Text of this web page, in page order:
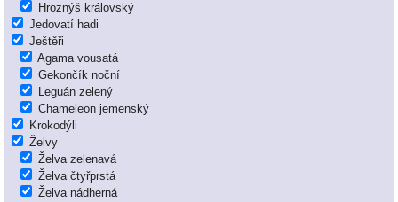
Hroznýš královský
Jedovatí hadi
Ještěři
Agama vousatá
Gekončík noční
Leguán zelený
Chameleon jemenský
Krokodýli
Želvy
Želva zelenavá
Želva čtyřprstá
Želva nádherná